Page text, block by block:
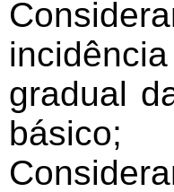
gradual
básico;